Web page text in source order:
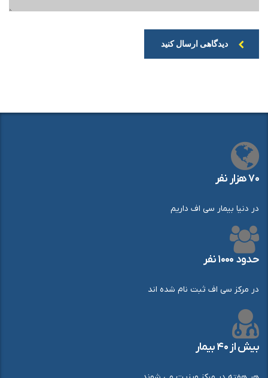
دیدگاهی ارسال کنید
۷۰ هزار نفر
در دنیا بیمار سی اف داریم
حدود ۱۰۰۰ نفر
در مرکز سی اف ثبت نام شده اند
بیش از ۴۰ بیمار